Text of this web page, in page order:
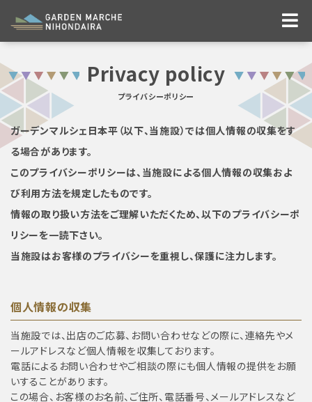
Privacy policy
プライバシーポリシー
ガーデンマルシェ日本平（以下、当施設）では個人情報の収集をす
る場合があります。
このプライバシーポリシーは、当施設による個人情報の収集およ
び利用方法を規定したものです。
情報の取り扱い方法をご理解いただくため、以下のプライバシーポ
リシーを一読下さい。
当施設はお客様のプライバシーを重視し、保護に注力します。
個人情報の収集
当施設では、出店のご応募、お問い合わせなどの際に、連絡先やメ
ールアドレスなど個人情報を収集しております。
電話によるお問い合わせやご相談の際にも個人情報の提供をお願
いすることがあります。
この場合、お客様のお名前、ご住所、電話番号、メールアドレスなど